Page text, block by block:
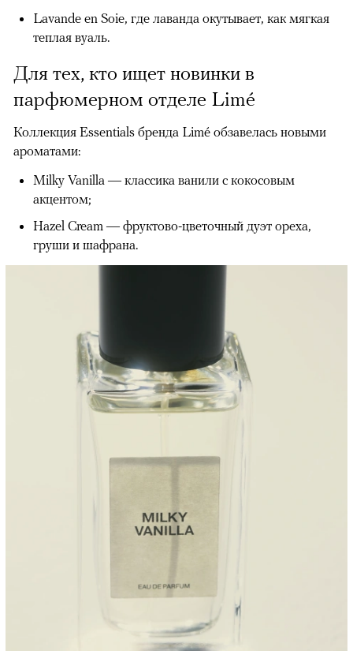
Lavande en Soie, где лаванда окутывает, как мягкая
теплая вуаль.
Для тех, кто ищет новинки в
парфюмерном отделе Limé
Коллекция Essentials бренда Limé обзавелась новыми
ароматами:
Milky Vanilla — классика ванили с кокосовым
акцентом;
Hazel Cream — фруктово-цветочный дуэт ореха,
груши и шафрана.